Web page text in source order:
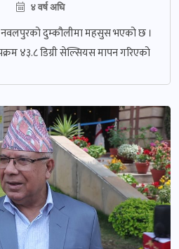
४ वर्ष अघि
नवलपुरको दुम्कौलीमा महसुस भएको छ ।
४३.८ डिग्री सेल्सियस मापन गरिएको